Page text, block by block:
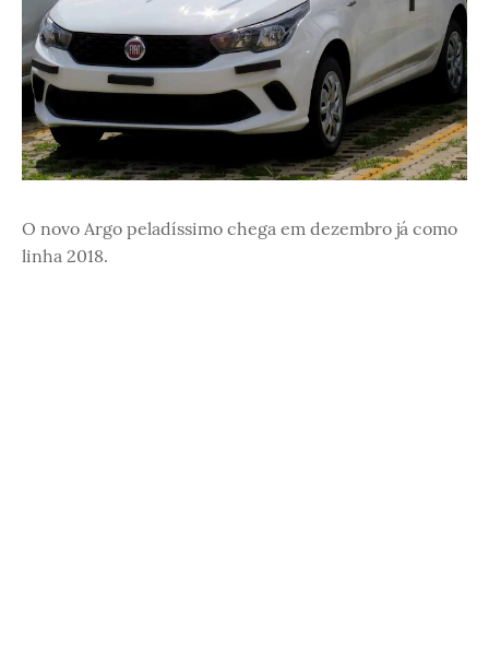
O novo Argo peladíssimo chega em dezembro já como
linha 2018.